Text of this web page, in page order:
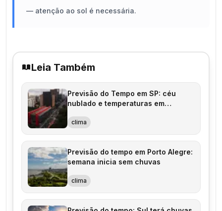
— atenção ao sol é necessária.
Leia Também
Previsão do Tempo em SP: céu
nublado e temperaturas em
clima
Previsão do tempo em Porto Alegre:
semana inicia sem chuvas
clima